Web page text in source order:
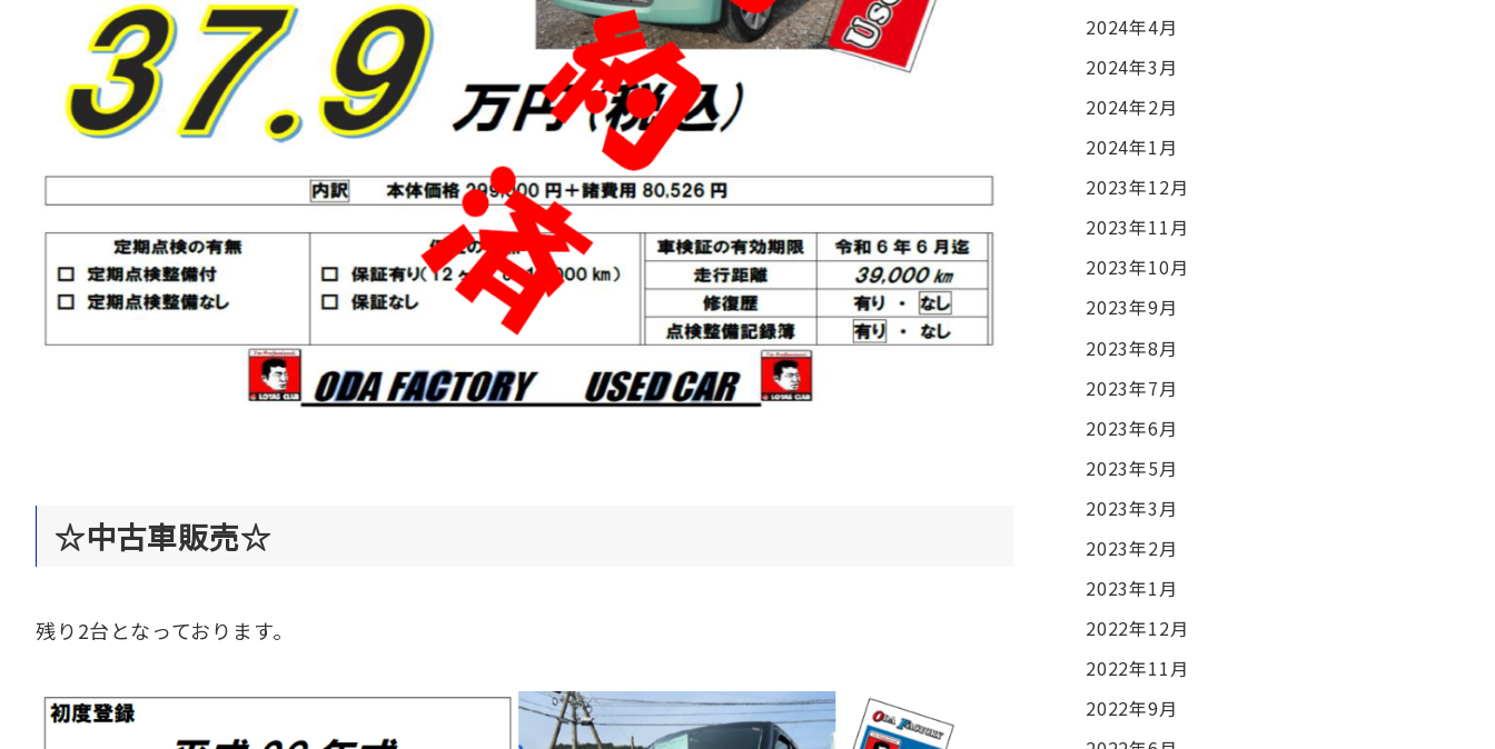
☆中古車販売☆
残り2台となっております。
2024年4月
2024年3月
2024年2月
2024年1月
2023年12月
2023年11月
2023年10月
2023年9月
2023年8月
2023年7月
2023年6月
2023年5月
2023年3月
2023年2月
2023年1月
2022年12月
2022年11月
2022年9月